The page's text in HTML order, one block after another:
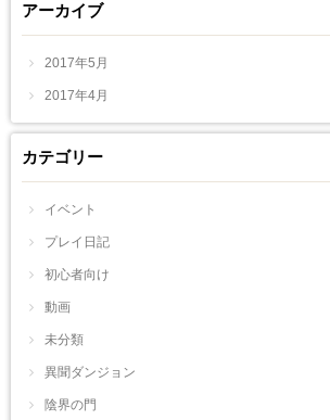
アーカイブ
2017年5月
2017年4月
カテゴリー
イベント
プレイ日記
初心者向け
動画
未分類
異聞ダンジョン
陰界の門